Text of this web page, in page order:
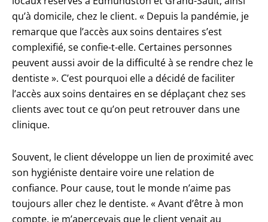
qu’à domicile, chez le client. « Depuis la pandémie, je
remarque que l’accès aux soins dentaires s’est
complexifié, se confie-t-elle. Certaines personnes
peuvent aussi avoir de la difficulté à se rendre chez le
dentiste ». C’est pourquoi elle a décidé de faciliter
l’accès aux soins dentaires en se déplaçant chez ses
clients avec tout ce qu’on peut retrouver dans une
clinique.
Souvent, le client développe un lien de proximité avec
son hygiéniste dentaire voire une relation de
confiance. Pour cause, tout le monde n’aime pas
toujours aller chez le dentiste. « Avant d’être à mon
compte, je m’apercevais que le client venait au